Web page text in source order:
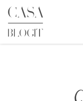
Skip
content